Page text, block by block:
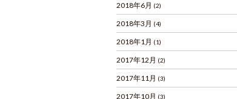
2018年6月 (2)
2018年3月 (4)
2018年1月 (1)
2017年12月 (2)
2017年11月 (3)
2017年10月 (3)